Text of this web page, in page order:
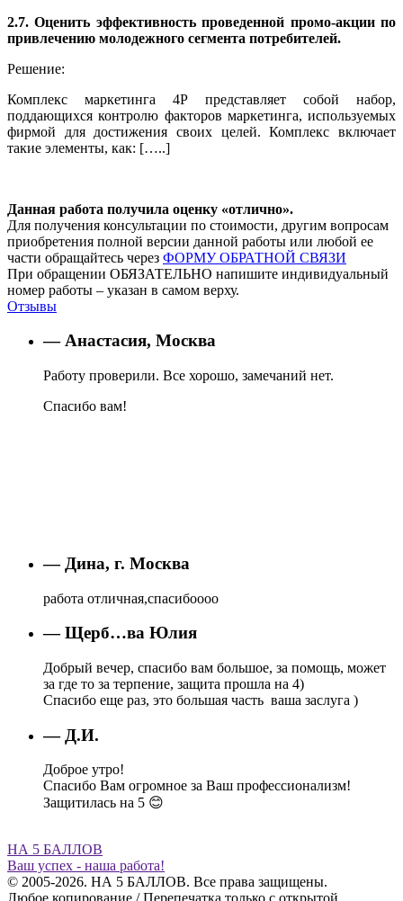
2.7. Оценить эффективность проведенной промо-акции по
привлечению молодежного сегмента потребителей.
Решение:
Комплекс маркетинга 4Р представляет собой набор,
поддающихся контролю факторов маркетинга, используемых
фирмой для достижения своих целей. Комплекс включает
такие элементы, как: […..]
Данная работа получила оценку «отлично».
Для получения консультации по стоимости, другим вопросам
приобретения полной версии данной работы или любой ее
части обращайтесь через ФОРМУ ОБРАТНОЙ СВЯЗИ
При обращении ОБЯЗАТЕЛЬНО напишите индивидуальный
номер работы – указан в самом верху.
Отзывы
— Анастасия, Москва
Работу проверили. Все хорошо, замечаний нет.
Спасибо вам!
— Дина, г. Москва
работа отличная,спасибоооо
— Щерб…ва Юлия
Добрый вечер, спасибо вам большое, за помощь, может
за где то за терпение, защита прошла на 4)
Спасибо еще раз, это большая часть ваша заслуга )
— Д.И.
Доброе утро!
Спасибо Вам огромное за Ваш профессионализм!
Защитилась на 5 😊
НА 5 БАЛЛОВ
Ваш успех - наша работа!
© 2005-2026. НА 5 БАЛЛОВ. Все права защищены.